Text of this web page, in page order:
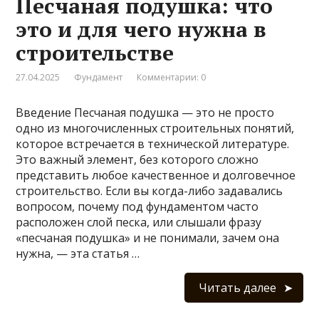
это и для чего нужна в
строительстве
27.04.2025 Фундамент Комментарии: 0
Введение Песчаная подушка — это не просто
одно из многочисленных строительных понятий,
которое встречается в технической литературе.
Это важный элемент, без которого сложно
представить любое качественное и долговечное
строительство. Если вы когда-либо задавались
вопросом, почему под фундаментом часто
расположен слой песка, или слышали фразу
«песчаная подушка» и не понимали, зачем она
нужна, — эта статья …
Читать далее